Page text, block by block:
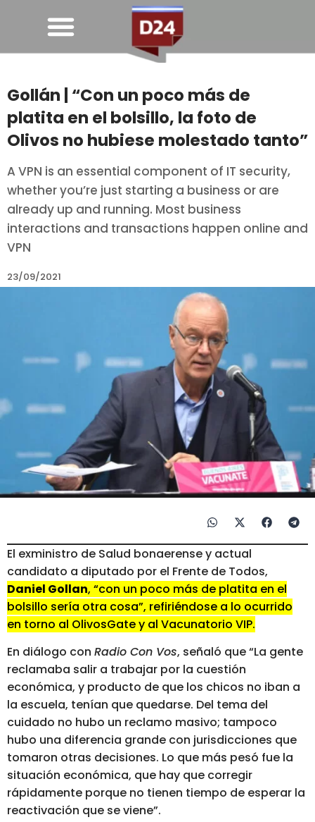
Gollán | “Con un poco más de
platita en el bolsillo, la foto de
Olivos no hubiese molestado tanto”
A VPN is an essential component of IT security,
whether you’re just starting a business or are
already up and running. Most business
interactions and transactions happen online and
VPN
23/09/2021
El exministro de Salud bonaerense y actual
candidato a diputado por el Frente de Todos,
Daniel Gollan, “con un poco más de platita en el
bolsillo sería otra cosa”, refiriéndose a lo ocurrido
en torno al OlivosGate y al Vacunatorio VIP.
En diálogo con Radio Con Vos, señaló que “La gente
reclamaba salir a trabajar por la cuestión
económica, y producto de que los chicos no iban a
la escuela, tenían que quedarse. Del tema del
cuidado no hubo un reclamo masivo; tampoco
hubo una diferencia grande con jurisdicciones que
tomaron otras decisiones. Lo que más pesó fue la
situación económica, que hay que corregir
rápidamente porque no tienen tiempo de esperar la
reactivación que se viene”.